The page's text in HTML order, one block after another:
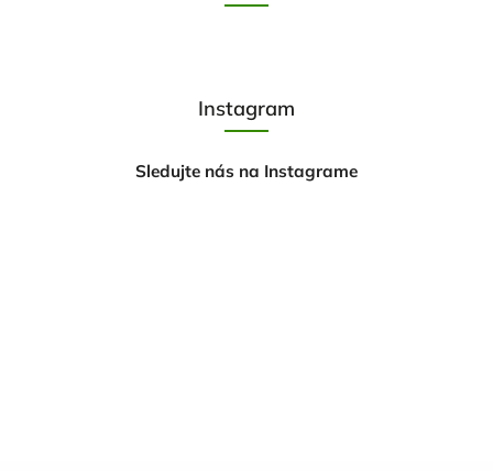
Instagram
Sledujte nás na Instagrame